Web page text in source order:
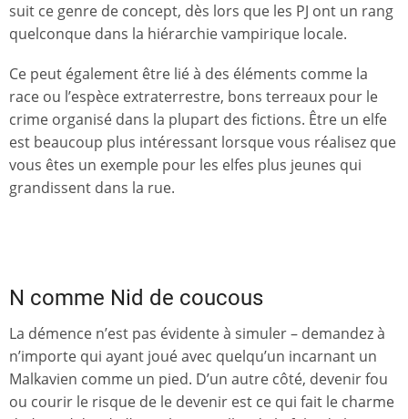
suit ce genre de concept, dès lors que les PJ ont un rang
quelconque dans la hiérarchie vampirique locale.
Ce peut également être lié à des éléments comme la
race ou l’espèce extraterrestre, bons terreaux pour le
crime organisé dans la plupart des fictions. Être un elfe
est beaucoup plus intéressant lorsque vous réalisez que
vous êtes un exemple pour les elfes plus jeunes qui
grandissent dans la rue.
N comme Nid de coucous
La démence n’est pas évidente à simuler – demandez à
n’importe qui ayant joué avec quelqu’un incarnant un
Malkavien comme un pied. D’un autre côté, devenir fou
ou courir le risque de le devenir est ce qui fait le charme